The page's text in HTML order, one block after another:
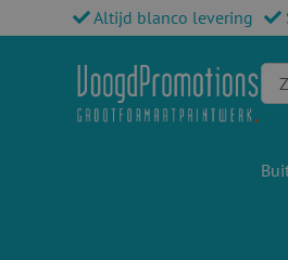
Altijd blanco levering